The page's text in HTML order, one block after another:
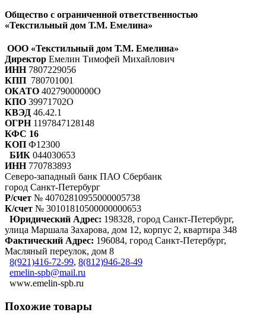
Общество с ограниченной ответственностью
«Текстильный дом Т.М. Емелина»
ООО «Текстильный дом Т.М. Емелина»
Директор Емелин Тимофей Михайлович
ИНН 7807229056
КПП 780701001
ОКАТО 40279000000О
КПО 39971702О
КВЭД 46.42.1
ОГРН1197847128148
КФС 16
КОП Ф12300
БИК 044030653
ИНН770783893
Северо-западный банк ПАО Сбербанк
город Санкт-Петербург
Р/счет № 40702810955000005738
К/счет № 30101810500000000653
Юридический Адрес: 198328, город Санкт-Петербург,
улица Маршала Захарова, дом 12, корпус 2, квартира 348
Фактический Адрес: 196084, город Санкт-Петербург,
Масляный переулок, дом 8
8(921)416-72-99, 8(812)946-28-49
emelin-spb@mail.ru
www.emelin-spb.ru
Похожие товары